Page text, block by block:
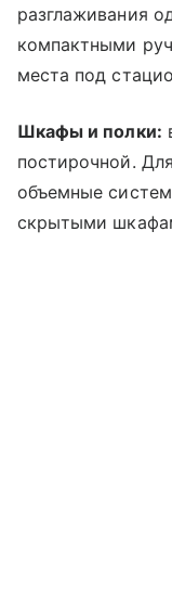
разглаживания
компактными
места под
Шкафы и полки:
постирочной.
объемные
скрытыми